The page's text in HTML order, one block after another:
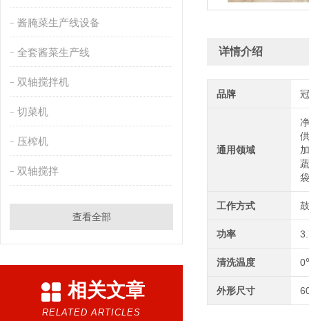
酱腌菜生产线设备
全套酱菜生产线
双轴搅拌机
切菜机
压榨机
双轴搅拌
查看全部
相关文章
RELATED ARTICLES
详情介绍
品牌
通用领域
工作方式
功率
清洗温度
外形尺寸